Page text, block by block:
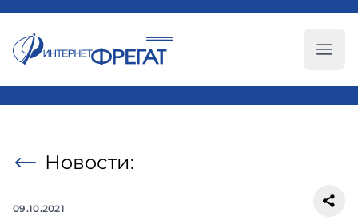
Новости:
09.10.2021